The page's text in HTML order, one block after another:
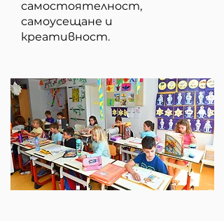
самостоятелност,
самоусещане и
креативност.